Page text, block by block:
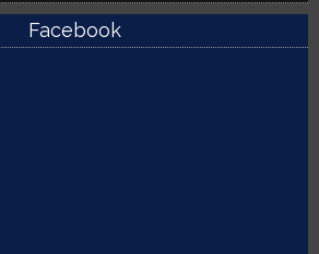
Facebook